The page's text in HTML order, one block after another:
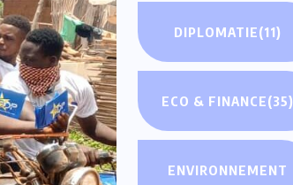
DIPLOMATIE(11)
ECO & FINANCE(35)
ENVIRONNEMENT